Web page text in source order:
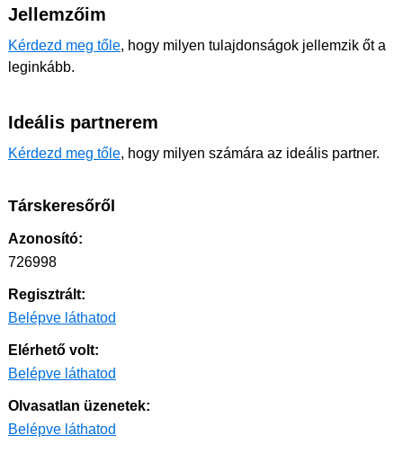
Jellemzőim
Kérdezd meg tőle, hogy milyen tulajdonságok jellemzik őt a
leginkább.
Ideális partnerem
Kérdezd meg tőle, hogy milyen számára az ideális partner.
Társkeresőről
Azonosító:
726998
Regisztrált:
Belépve láthatod
Elérhető volt:
Belépve láthatod
Olvasatlan üzenetek:
Belépve láthatod